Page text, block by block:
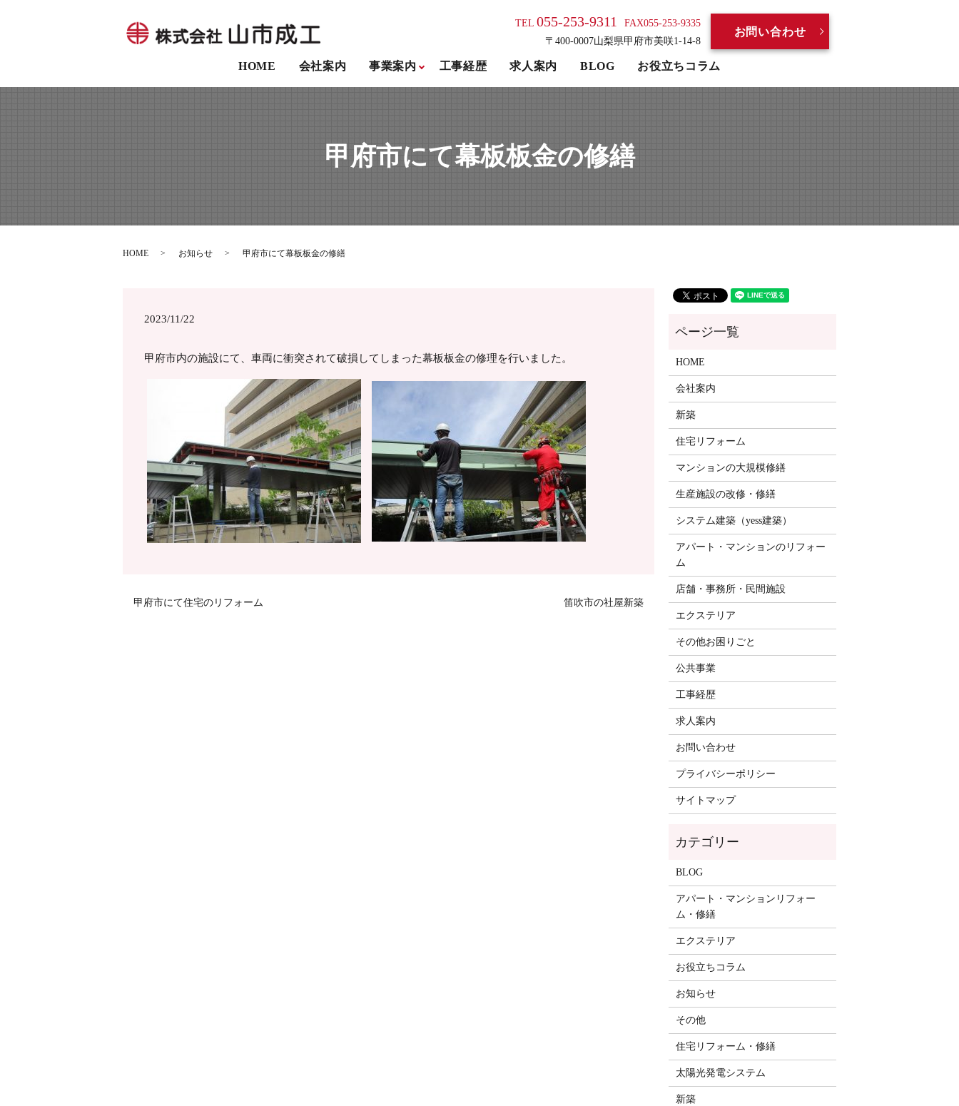
HOME 会社案内 事業案内 工事経歴 求人案内 BLOG お役立ちコラム
TEL055-253-9311
FAX055-253-9335
〒400-0007山梨県甲府市美咲1-14-8
お問い合わせ
甲府市にて幕板板金の修繕
HOME お知らせ 甲府市にて幕板板金の修繕
2023/11/22
甲府市内の施設にて、車両に衝突されて破損してしまった幕板板金の修理を行いました。
甲府市にて住宅のリフォーム 笛吹市の社屋新築
HOME
会社案内
新築
住宅リフォーム
マンションの大規模修繕
生産施設の改修・修繕
システム建築（yess建築）
アパート・マンションのリフォー
ム
店舗・事務所・民間施設
エクステリア
その他お困りごと
公共事業
工事経歴
求人案内
お問い合わせ
プライバシーポリシー
サイトマップ
BLOG
アパート・マンションリフォー
ム・修繕
エクステリア
お役立ちコラム
お知らせ
その他
住宅リフォーム・修繕
太陽光発電システム
新築